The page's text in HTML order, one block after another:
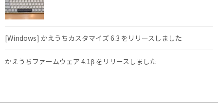
[Windows] かえうちカスタマイズ 6.3 をリリースしました
かえうちファームウェア 4.1β をリリースしました